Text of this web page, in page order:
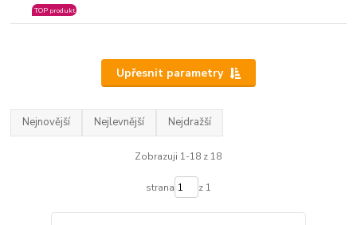
TOP produkt
Upřesnit parametry
Nejnovější Nejlevnější Nejdražší
Zobrazuji 1-18 z 18
strana z 1